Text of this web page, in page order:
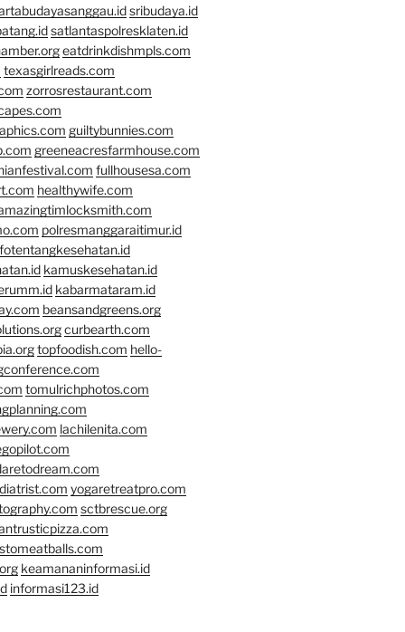
sribudaya.id
satlantaspolresklaten.id
eatdrinkdishmpls.com
texasgirlreads.com
zorrosrestaurant.com
guiltybunnies.com
greeneacresfarmhouse.com
fullhousesa.com
healthywife.com
polresmanggaraitimur.id
kamuskesehatan.id
kabarmataram.id
beansandgreens.org
curbearth.com
topfoodish.com hello-
tomulrichphotos.com
lachilenita.com
yogaretreatpro.com
sctbrescue.org
keamananinformasi.id
informasi123.id